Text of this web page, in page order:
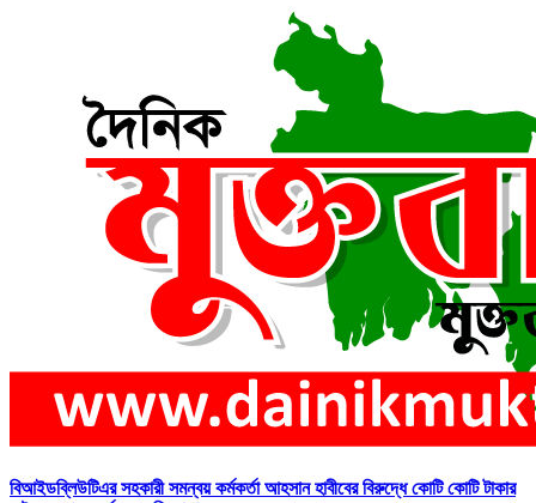
বিআইডব্লিউটিএর সহকারী সমন্বয় কর্মকর্তা আহসান হাবীবের বিরুদ্ধে কোটি কোটি টাকার